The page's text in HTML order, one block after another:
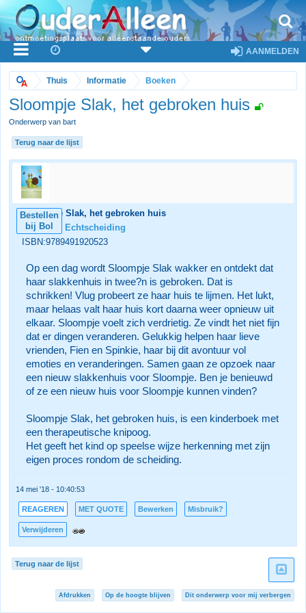
AANMELDEN
Thuis Informatie Boeken
Sloompje Slak, het gebroken huis
Onderwerp van bart
Terug naar de lijst
Bestellen
bij Bol
Sloompje Slak, het gebroken huis
Categorie:
Echtscheiding
ISBN:9789491920523
Op een dag wordt Sloompje Slak wakker en ontdekt dat
haar slakkenhuis in twee?n is gebroken. Dat is
schrikken! Vlug probeert ze haar huis te lijmen. Het lukt,
maar helaas valt haar huis kort daarna weer opnieuw uit
elkaar. Sloompje voelt zich verdrietig. Ze vindt het niet fijn
dat er dingen veranderen. Gelukkig helpen haar lieve
vrienden, Fien en Spinkie, haar bij dit avontuur vol
emoties en veranderingen. Samen gaan ze opzoek naar
een nieuw slakkenhuis voor Sloompje. Ben je benieuwd
of ze een nieuw huis voor Sloompje kunnen vinden?
Sloompje Slak, het gebroken huis, is een kinderboek met
een therapeutische knipoog.
Het geeft het kind op speelse wijze herkenning met zijn
eigen proces rondom de scheiding.
14 mei '18 - 10:40:53
REAGEREN MET QUOTE Bewerken Misbruik?
Verwijderen
Terug naar de lijst
Afdrukken Op de hoogte blijven Dit onderwerp voor mij verbergen